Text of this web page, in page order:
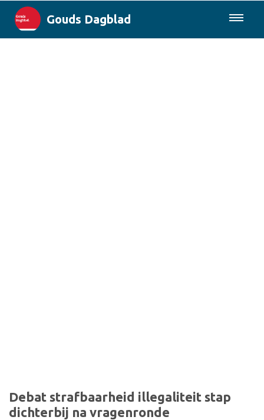
Gouds Dagblad
Debat strafbaarheid illegaliteit stap
dichterbij na vragenronde